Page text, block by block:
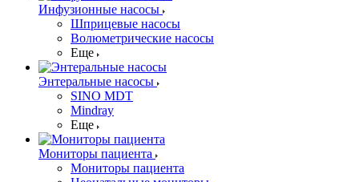
Инфузионные насосы
Шприцевые насосы
Волюметрические насосы
Еще
Энтеральные насосы
SINO MDT
Mindray
Еще
Мониторы пациента
Мониторы пациента